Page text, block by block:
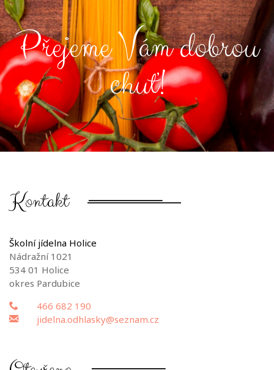
Přejeme Vám dobrou
chuť!
Kontakt
Školní jídelna Holice
Nádražní 1021
534 01 Holice
okres Pardubice
466 682 190
jidelna.odhlasky@seznam.cz